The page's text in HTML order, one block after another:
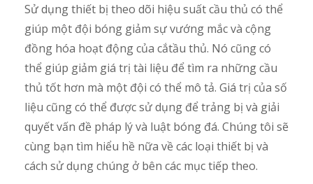
Sử dụng thiết bị theo dõi hiệu suất cầu thủ có thể
giúp một đội bóng giảm sự vướng mắc và cộng
đồng hóa hoạt động của cắtầu thủ. Nó cũng có
thể giúp giảm giá trị tài liệu để tìm ra những cầu
thủ tốt hơn mà một đội có thể mô tả. Giá trị của số
liệu cũng có thể được sử dụng để trảng bị và giải
quyết vấn đề pháp lý và luật bóng đá. Chúng tôi sẽ
cùng bạn tìm hiểu hề nữa về các loại thiết bị và
cách sử dụng chúng ở bên các mục tiếp theo.